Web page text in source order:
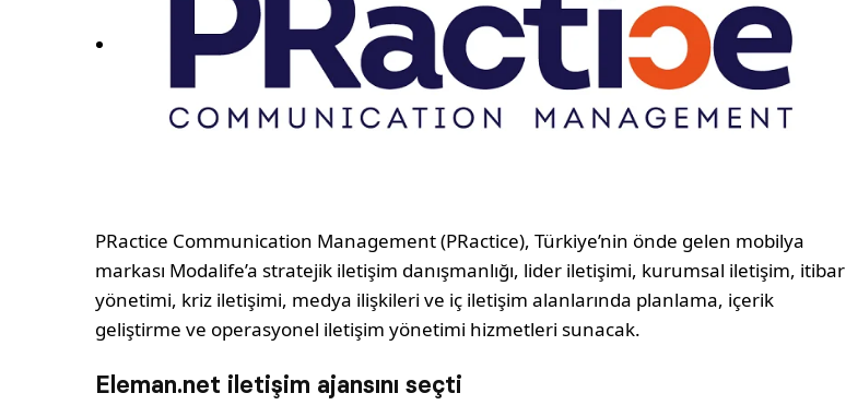
PRactice Communication Management (PRactice), Türkiye’nin önde gelen mobilya
markası Modalife’a stratejik iletişim danışmanlığı, lider iletişimi, kurumsal iletişim, itibar
yönetimi, kriz iletişimi, medya ilişkileri ve iç iletişim alanlarında planlama, içerik
geliştirme ve operasyonel iletişim yönetimi hizmetleri sunacak.
Eleman.net iletişim ajansını seçti